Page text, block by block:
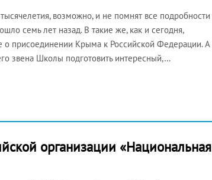
возможно, и не помнят все подробности
семь лет назад. В такие же, как и сегодня,
присоединении Крыма к Российской Федерации. А
звена Школы подготовить интересный,…
организации «Национальная